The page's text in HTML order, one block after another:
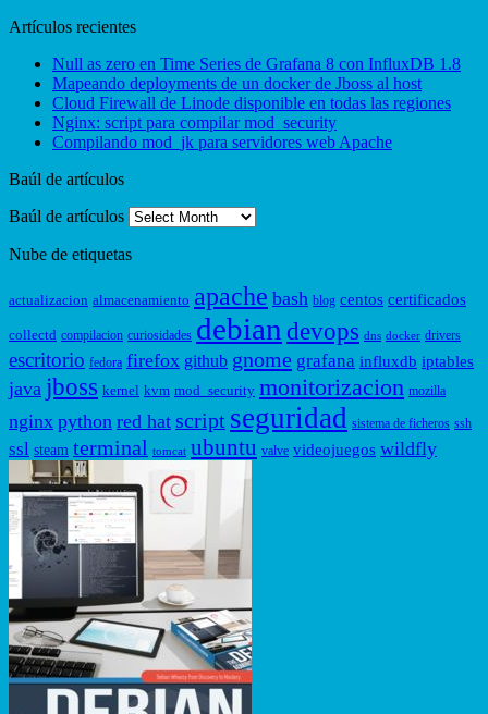
Artículos recientes
Null as zero en Time Series de Grafana 8 con InfluxDB 1.8
Mapeando deployments de un docker de Jboss al host
Cloud Firewall de Linode disponible en todas las regiones
Nginx: script para compilar mod_security
Compilando mod_jk para servidores web Apache
Baúl de artículos
Baúl de artículos
Nube de etiquetas
actualizacion almacenamiento apache bash blog centos certificados
collectd compilacion curiosidades debian devops dns docker drivers
escritorio fedora firefox github gnome grafana influxdb iptables
java jboss kernel kvm mod_security monitorizacion mozilla
nginx python red hat script seguridad sistema de ficheros ssh
ssl steam terminal tomcat ubuntu valve videojuegos wildfly